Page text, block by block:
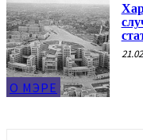
О МЭРЕ